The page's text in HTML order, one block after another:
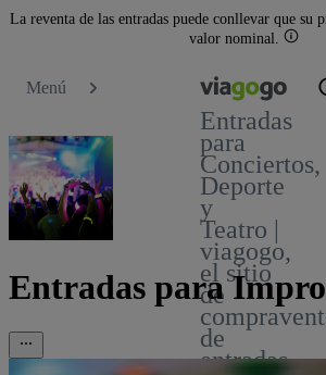
La reventa de las entradas puede conllevar que su
valor nominal.
Menú
Entradas
para
Conciertos,
Deporte
y
Teatro |
viagogo,
el sitio
de
de
entradas
Entradas para Impro